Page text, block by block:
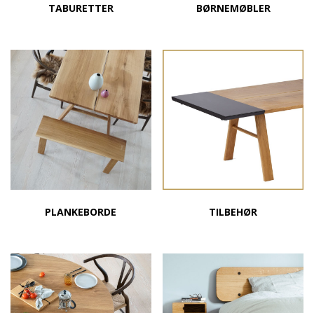
TABURETTER BØRNEMØBLER
PLANKEBORDE TILBEHØR